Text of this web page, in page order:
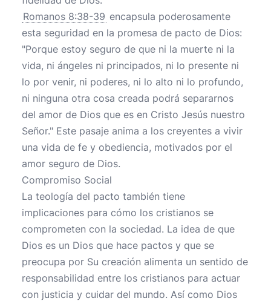
Romanos 8:38-39 encapsula poderosamente
esta seguridad en la promesa de pacto de Dios:
"Porque estoy seguro de que ni la muerte ni la
vida, ni ángeles ni principados, ni lo presente ni
lo por venir, ni poderes, ni lo alto ni lo profundo,
ni ninguna otra cosa creada podrá separarnos
del amor de Dios que es en Cristo Jesús nuestro
Señor." Este pasaje anima a los creyentes a vivir
una vida de fe y obediencia, motivados por el
amor seguro de Dios.
Compromiso Social
La teología del pacto también tiene
implicaciones para cómo los cristianos se
comprometen con la sociedad. La idea de que
Dios es un Dios que hace pactos y que se
preocupa por Su creación alimenta un sentido de
responsabilidad entre los cristianos para actuar
con justicia y cuidar del mundo. Así como Dios